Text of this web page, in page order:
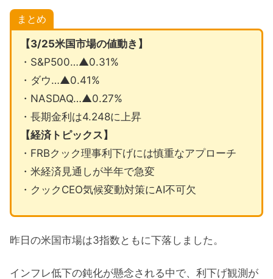
まとめ
【3/25米国市場の値動き】
・S&P500…▲0.31%
・ダウ…▲0.41%
・NASDAQ…▲0.27%
・長期金利は4.248に上昇
【経済トピックス】
・FRBクック理事利下げには慎重なアプローチ
・米経済見通しが半年で急変
・クックCEO気候変動対策にAI不可欠
昨日の米国市場は3指数ともに下落しました。
インフレ低下の鈍化が懸念される中で、利下げ観測が